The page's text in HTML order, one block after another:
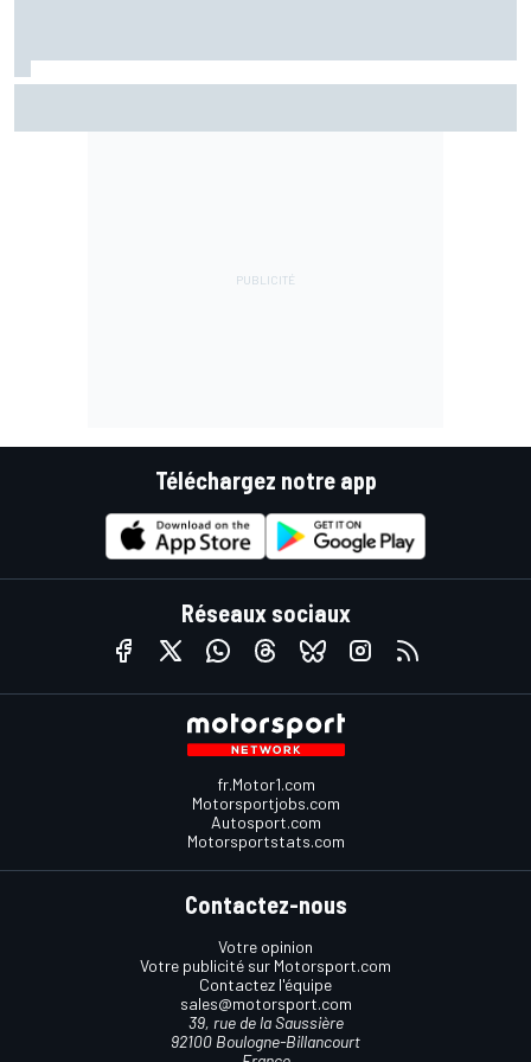
Téléchargez notre app
Réseaux sociaux
fr.Motor1.com
Motorsportjobs.com
Autosport.com
Motorsportstats.com
Contactez-nous
Votre opinion
Votre publicité sur Motorsport.com
Contactez l'équipe
sales@motorsport.com
39, rue de la Saussière
92100 Boulogne-Billancourt